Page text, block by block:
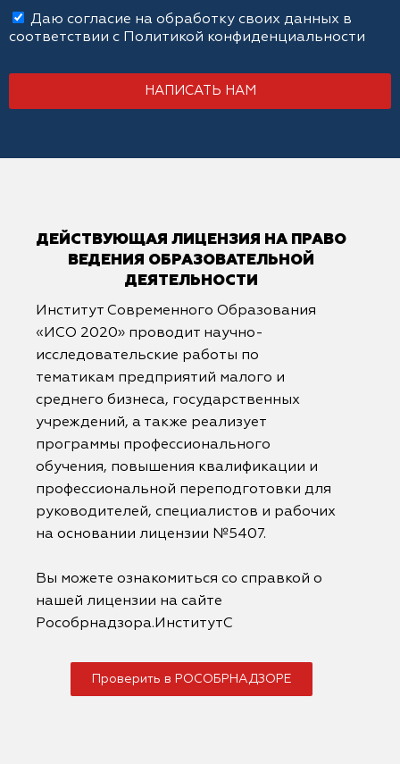
Даю согласие на обработку своих данных в
соответствии с Политикой конфиденциальности
НАПИСАТЬ НАМ
ДЕЙСТВУЮЩАЯ ЛИЦЕНЗИЯ НА ПРАВО
ВЕДЕНИЯ ОБРАЗОВАТЕЛЬНОЙ
ДЕЯТЕЛЬНОСТИ
Институт Современного Образования
«ИСО 2020» проводит научно-
исследовательские работы по
тематикам предприятий малого и
среднего бизнеса, государственных
учреждений, а также реализует
программы профессионального
обучения, повышения квалификации и
профессиональной переподготовки для
руководителей, специалистов и рабочих
на основании лицензии №5407.
Вы можете ознакомиться со справкой о
нашей лицензии на сайте
Рособрнадзора.ИнститутС
Проверить в РОСОБРНАДЗОРЕ